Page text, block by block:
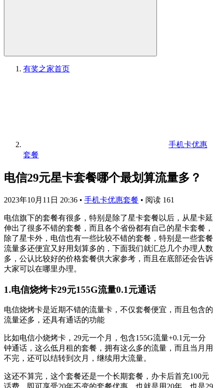
有奖之家首页
手机卡优惠
套餐
电信29元星卡套餐哪个最划算流量多？
2023年10月11日 20:36 • 手机卡优惠套餐 • 阅读 161
电信旗下的套餐有很多，特别是除了星卡套餐以后，从星卡延
伸出了很多不错的套餐，而且各个省份都有自己的星卡套餐，
除了星卡外，电信也有一些比较不错的套餐，特别是一些套餐
流量多还便宜又好用划算多的，下面我们就汇总几个办理人数
多，公认比较好的价格套餐供大家参考，而且在底部还会告诉
大家可以在哪里办理。
1.电信烧烤卡29元155G流量0.1元通话
电信烧烤卡是近期不错的流量卡，不仅套餐便宜，而且包含的
流量还多，还具有通话的功能
比如电信小烧烤卡，29元一个月，包含155G流量+0.1元一分
钟通话，这么低月租的套餐，拥有这么多的流量，而且当月用
不完，还可以结转到次月，继续用大流量。
这还不算完，这个套餐还是一个长期套餐，办卡后首充100元